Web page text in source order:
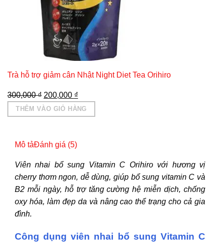
Trà hỗ trợ giảm cân Nhật Night Diet Tea Orihiro
300,000₫ Giá
gốc
là:
200,000 ₫Giá
hiện
tại
THÊM VÀO GIỎ HÀNG
Mô tảĐánh giá (5)
Viên nhai bổ sung Vitamin C Orihiro với hương vị
cherry thơm ngon, dễ dùng, giúp bổ sung vitamin C và
B2 mỗi ngày, hỗ trợ tăng cường hệ miễn dịch, chống
oxy hóa, làm đẹp da và nâng cao thể trạng cho cả gia
đình.
Công dụng viên nhai bổ sung Vitamin C